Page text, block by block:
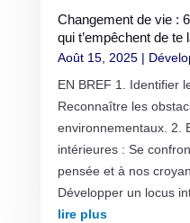
Changement de vie :
qui t’empêchent de te
Août 15, 2025|
EN BREF 1. Identifier
Reconnaître les
environnementaux. 2.
intérieures : Se
pensée et à nos
Développer un locus
lire plus